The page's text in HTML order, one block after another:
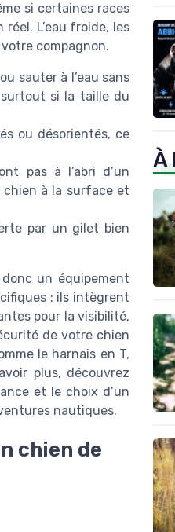
si certaines races
L’eau froide, les
compagnon.
sauter à l’eau sans
si la taille du
ou désorientés, ce
pas à l’abri d’un
à la surface et
par un gilet bien
un équipement
: ils intègrent
pour la visibilité,
de votre chien
le harnais en T,
plus, découvrez
et le choix d’un
nautiques.
chien de
À